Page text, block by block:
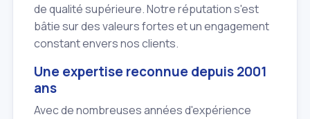
de qualité supérieure. Notre réputation s'est
bâtie sur des valeurs fortes et un engagement
constant envers nos clients.
Une expertise reconnue depuis 2001
ans
Avec de nombreuses années d'expérience